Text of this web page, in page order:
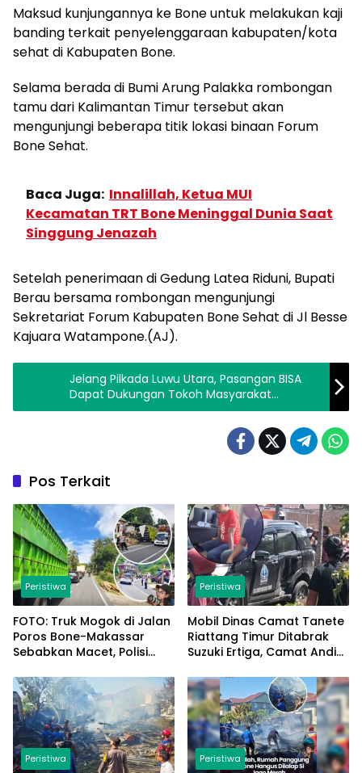
Maksud kunjungannya ke Bone untuk melakukan kaji
banding terkait penyelenggaraan kabupaten/kota
sehat di Kabupaten Bone.
Selama berada di Bumi Arung Palakka rombongan
tamu dari Kalimantan Timur tersebut akan
mengunjungi beberapa titik lokasi binaan Forum
Bone Sehat.
Baca Juga: Innalillah, Ketua MUI
Kecamatan TRT Bone Meninggal Dunia Saat
Singgung Jenazah
Setelah penerimaan di Gedung Latea Riduni, Bupati
Berau bersama rombongan mengunjungi
Sekretariat Forum Kabupaten Bone Sehat di Jl Besse
Kajuara Watampone.(AJ).
Jelang Pilkada Luwu Utara, Pasangan BISA
Dapat Dukungan Tokoh Masyarakat
Bantimurung
Pos Terkait
Peristiwa
FOTO: Truk Mogok di Jalan
Poros Bone-Makassar
Sebabkan Macet, Polisi
Peristiwa
Mobil Dinas Camat Tanete
Riattang Timur Ditabrak
Suzuki Ertiga, Camat Andi
Saya Baik-Baik Saja
Peristiwa Peristiwa